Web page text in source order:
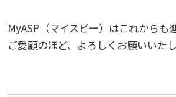
MyASP（マイスピー）はこれからも
ご愛顧のほど、よろしくお願いいたし